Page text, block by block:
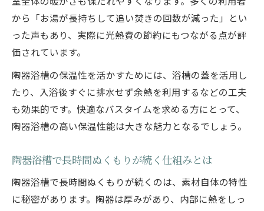
から「お湯が長持ちして追い焚きの回数が減った」とい
った声もあり、実際に光熱費の節約にもつながる点が評
価されています。
陶器浴槽の保温性を活かすためには、浴槽の蓋を活用し
たり、入浴後すぐに排水せず余熱を利用するなどの工夫
も効果的です。快適なバスタイムを求める方にとって、
陶器浴槽の高い保温性能は大きな魅力となるでしょう。
陶器浴槽で長時間ぬくもりが続く仕組みとは
陶器浴槽で長時間ぬくもりが続くのは、素材自体の特性
に秘密があります。陶器は厚みがあり、内部に熱をしっ